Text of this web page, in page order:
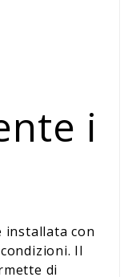
i
installata con
Il
di